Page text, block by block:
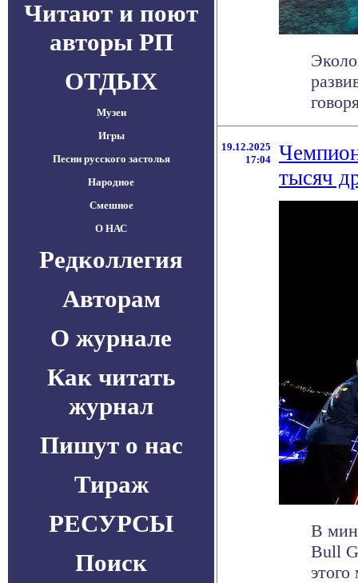
Читают и поют
авторы РП
ОТДЫХ
Музеи
Игры
Песни русского застолья
Народное
Смешное
О НАС
Редколлегия
Авторам
О журнале
Как читать
журнал
Пишут о нас
Тираж
РЕСУРСЫ
Поиск
19.12.2025
17:04
тысяч
В
Bull